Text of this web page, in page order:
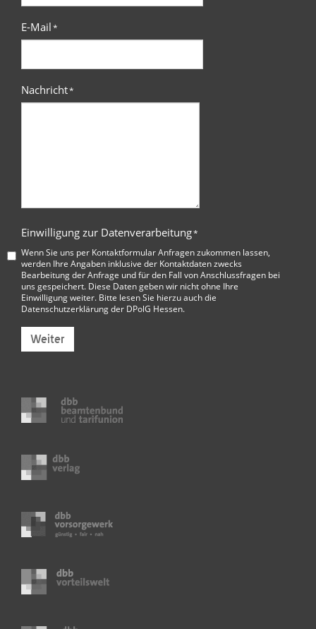
E-Mail*
Nachricht*
Einwilligung zur Datenverarbeitung*
Wenn Sie uns per Kontaktformular Anfragen zukommen lassen,
werden Ihre Angaben inklusive der Kontaktdaten zwecks
Bearbeitung der Anfrage und für den Fall von Anschlussfragen bei
uns gespeichert. Diese Daten geben wir nicht ohne Ihre
Einwilligung weiter. Bitte lesen Sie hierzu auch die
Datenschutzerklärung der DPolG Hessen.
Weiter